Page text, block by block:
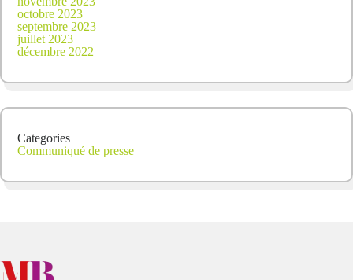
octobre 2023
septembre 2023
juillet 2023
décembre 2022
Categories
Communiqué de presse